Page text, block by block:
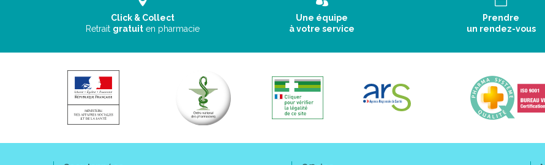
Click & Collect
Retrait gratuit en pharmacie
Une équipe
à votre service
Prendre
un rendez-vous